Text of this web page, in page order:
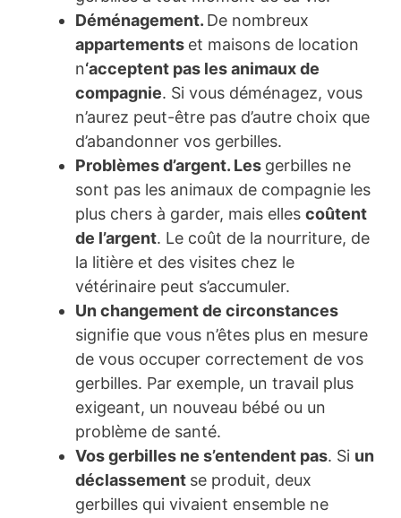
Déménagement. De nombreux
appartements et maisons de location
n‘acceptent pas les animaux de
compagnie. Si vous déménagez, vous
n’aurez peut-être pas d’autre choix que
d’abandonner vos gerbilles.
Problèmes d’argent. Les gerbilles ne
sont pas les animaux de compagnie les
plus chers à garder, mais elles coûtent
de l’argent. Le coût de la nourriture, de
la litière et des visites chez le
vétérinaire peut s’accumuler.
Un changement de circonstances
signifie que vous n’êtes plus en mesure
de vous occuper correctement de vos
gerbilles. Par exemple, un travail plus
exigeant, un nouveau bébé ou un
problème de santé.
Vos gerbilles ne s’entendent pas. Si un
déclassement se produit, deux
gerbilles qui vivaient ensemble ne